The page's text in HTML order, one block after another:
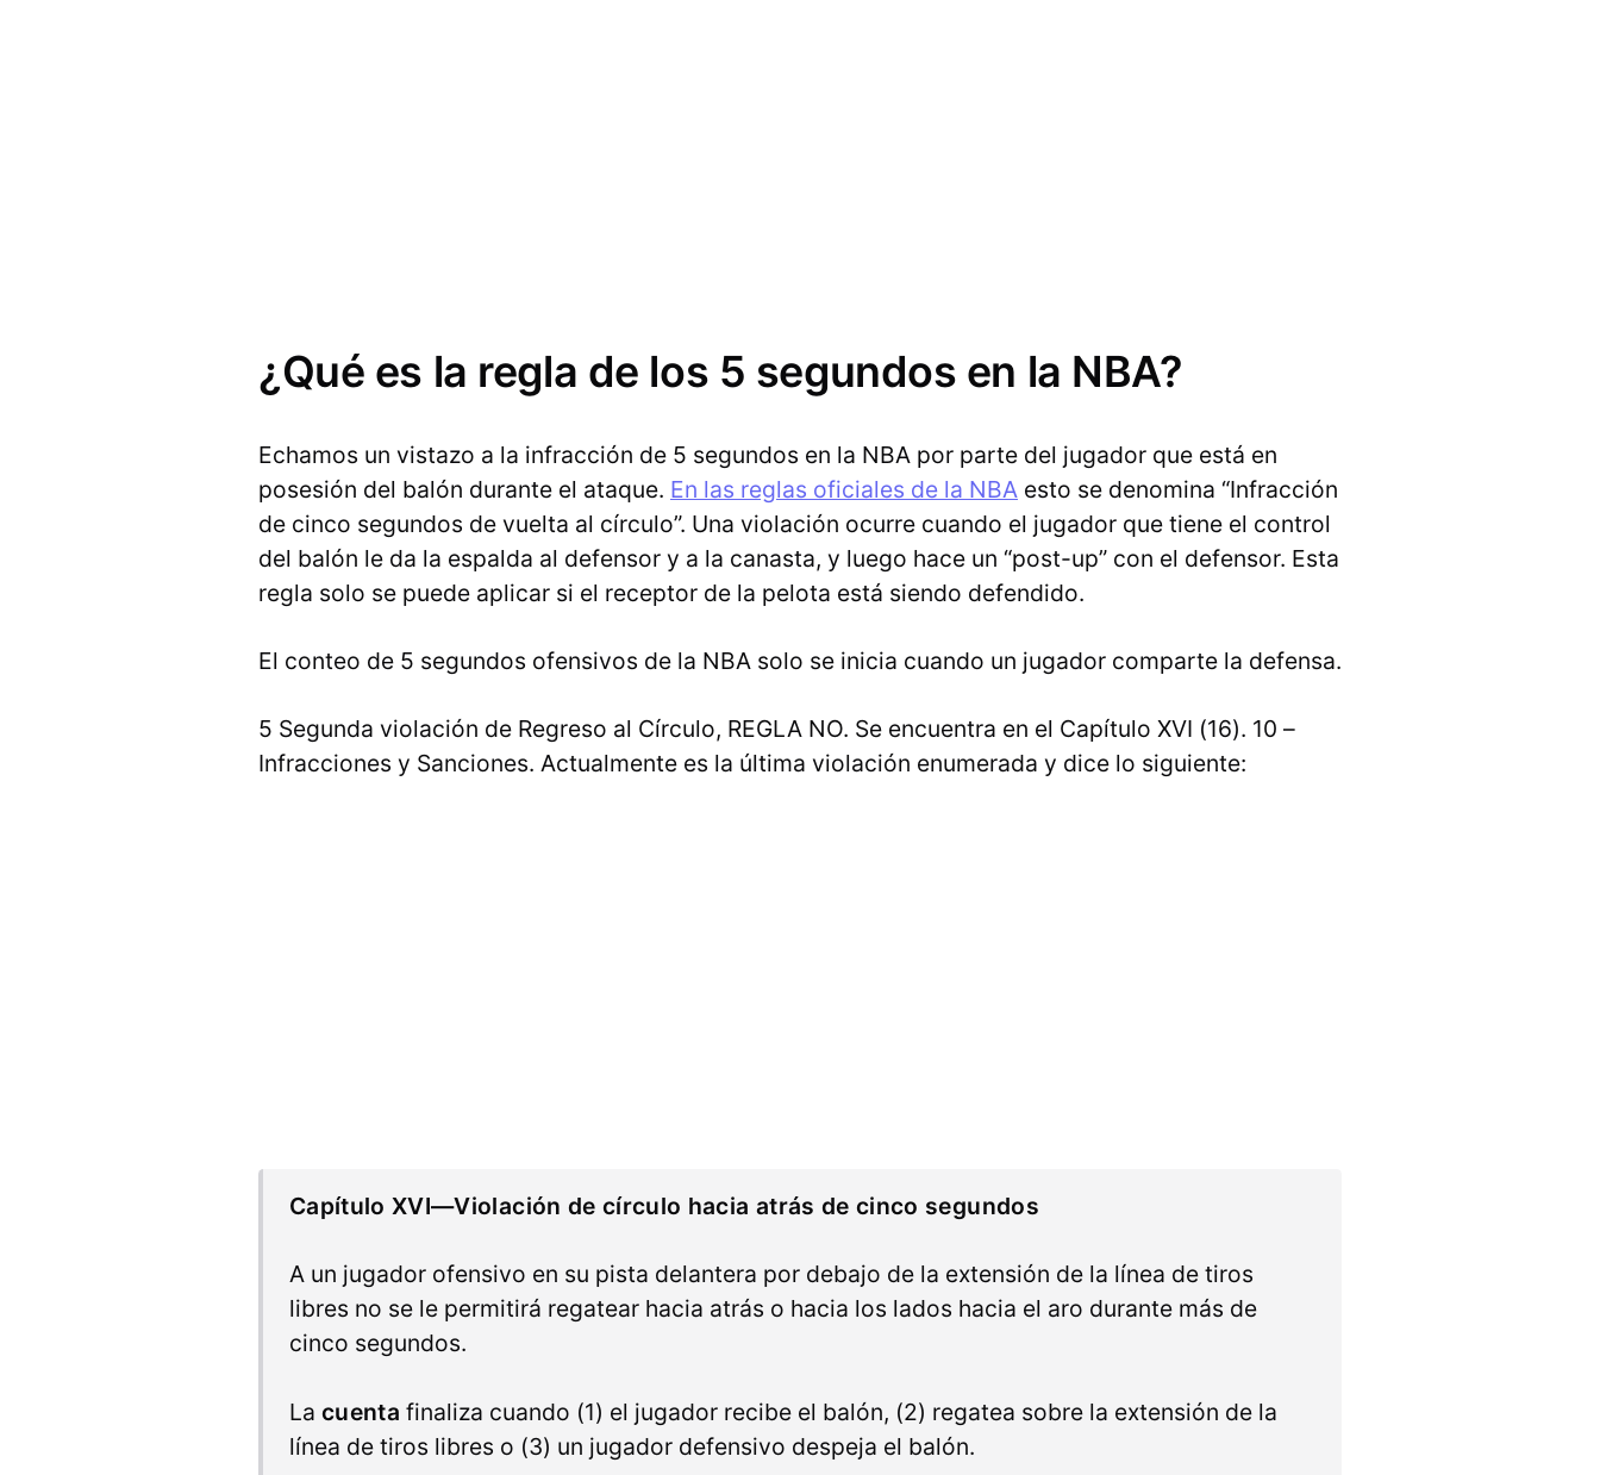
¿Qué es la regla de los 5 segundos en la NBA?
Echamos un vistazo a la infracción de 5 segundos en la NBA por parte del jugador que está en
posesión del balón durante el ataque. En las reglas oficiales de la NBA esto se denomina “Infracción
de cinco segundos de vuelta al círculo”. Una violación ocurre cuando el jugador que tiene el control
del balón le da la espalda al defensor y a la canasta, y luego hace un “post-up” con el defensor. Esta
regla solo se puede aplicar si el receptor de la pelota está siendo defendido.
El conteo de 5 segundos ofensivos de la NBA solo se inicia cuando un jugador comparte la defensa.
5 Segunda violación de Regreso al Círculo, REGLA NO. Se encuentra en el Capítulo XVI (16). 10 –
Infracciones y Sanciones. Actualmente es la última violación enumerada y dice lo siguiente:
Capítulo XVI—Violación de círculo hacia atrás de cinco segundos
A un jugador ofensivo en su pista delantera por debajo de la extensión de la línea de tiros
libres no se le permitirá regatear hacia atrás o hacia los lados hacia el aro durante más de
cinco segundos.
La cuenta finaliza cuando (1) el jugador recibe el balón, (2) regatea sobre la extensión de la
línea de tiros libres o (3) un jugador defensivo despeja el balón.